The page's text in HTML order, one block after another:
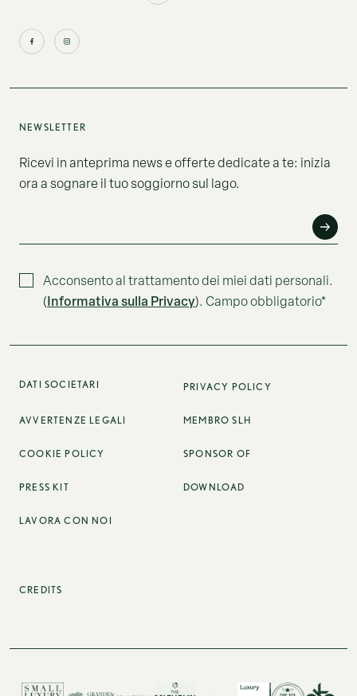
NEWSLETTER
Ricevi in anteprima news e offerte dedicate a te: inizia
ora a sognare il tuo soggiorno sul lago.
Acconsento al trattamento dei miei dati personali.
(Informativa sulla Privacy). Campo obbligatorio*
DATI SOCIETARI PRIVACY POLICY
AVVERTENZE LEGALI MEMBRO SLH
COOKIE POLICY SPONSOR OF
PRESS KIT DOWNLOAD
LAVORA CON NOI
CREDITS